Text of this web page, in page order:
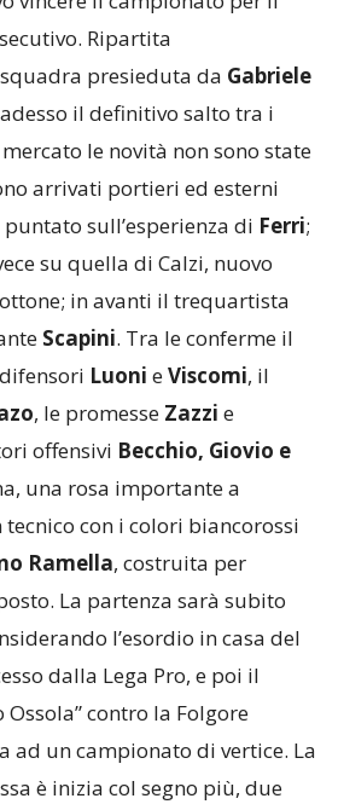
vincere il campionato per il
Ripartita
squadra presieduta daGabriele
il definitivo salto tra i
le novità non sono state
arrivati portieri ed esterni
sull’esperienza diFerri
su quella di Calzi, nuovo
in avanti il trequartista
Scapini. Tra le conferme il
difensoriLuonieViscomi
, le promesseZazzie
offensiviBecchio, Giovio e
una rosa importante a
con i colori biancorossi
Ramella, costruita per
La partenza sarà subito
l’esordio in casa del
dalla Lega Pro, e poi il
contro la Folgore
ad un campionato di vertice. La